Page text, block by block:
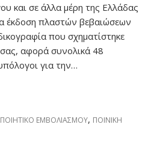
και σε άλλα μέρη της Ελλάδας
έκδοση πλαστών βεβαιώσεων
που σχηματίστηκε
αφορά συνολικά 48
για την…
ΕΜΒΟΛΙΑΣΜΟΥ, ΠΟΙΝΙΚΗ